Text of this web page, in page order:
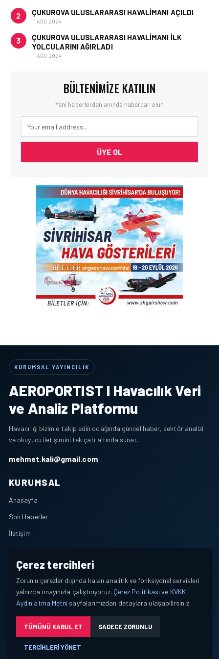
2 ÇUKUROVA ULUSLARARASI HAVALIMANI AÇILDI
11 AĞU 2024
3
ÇUKUROVA ULUSLARARASI HAVALIMANI İLK
YOLCULARINI AĞIRLADI
11 AĞU 2024
BÜLTENIMIZE KATILIN
Yeni haberlerden anında haberdar olun
ÜYE OL
KURUMSAL YAYINCILIK
AEROPORTIST I Havacılık Veri
ve Analiz Platformu
Havacılığı bizimle takip edin odağında güncel haber, sektör analizi
ve okuyucu iletişimini tek çatı altında sunar.
mehmet.kali@gmail.com
KURUMSAL
Anasayfa
Son Haberler
İletişim
Çerez Politikası
Çerez Tercihleri
TAKIPTE KALIN
Facebook
Çerez tercihleri
Zorunlu çerezler dışında kalan analitik ve fonksiyonel servisleri
yalnızca onayınızla çalıştırıyoruz. Çerez Politikası ve KVKK
Aydınlatma Metni sayfalarımızdan detaylara ulaşabilirsiniz.
TÜMÜNÜ KABUL ET SADECE ZORUNLU
TERCIHLERI YÖNET